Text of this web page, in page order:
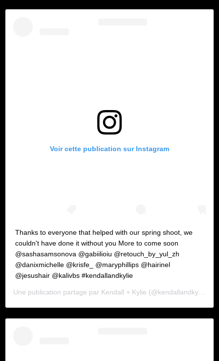
Voir cette publication sur Instagram
Thanks to everyone that helped with our spring shoot, we
couldn't have done it without you More to come soon
@sashasamsonova @gabiilioiu @retouch_by_yul_zh
@danixmichelle @krisfe_ @maryphillips @hairinel
@jesushair @kalivbs #kendallandkylie
Une publication partage par Kendall + Kylie (@kendallandkylie) le